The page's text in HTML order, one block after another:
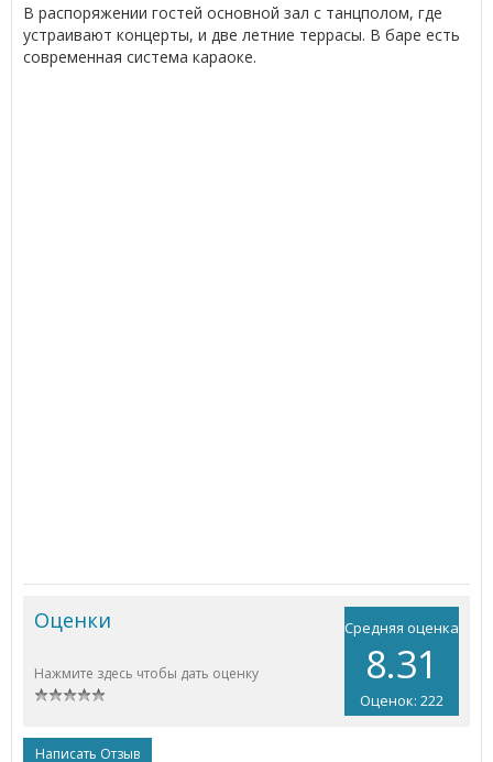
В распоряжении гостей основной зал с танцполом, где
устраивают концерты, и две летние террасы. В баре есть
современная система караоке.
Средняя оценка
8.31
Оценок: 222
Оценки
Нажмите здесь чтобы дать оценку
Написать Отзыв